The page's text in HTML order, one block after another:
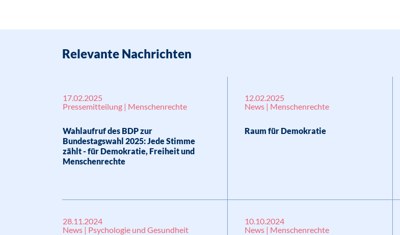
Relevante Nachrichten
17.02.2025
Pressemitteilung | Menschenrechte
Wahlaufruf des BDP zur
Bundestagswahl 2025: Jede Stimme
zählt - für Demokratie, Freiheit und
Menschenrechte
12.02.2025
News | Menschenrechte
Raum für Demokratie
28.11.2024
News | Psychologie und Gesundheit
10.10.2024
News | Menschenrechte